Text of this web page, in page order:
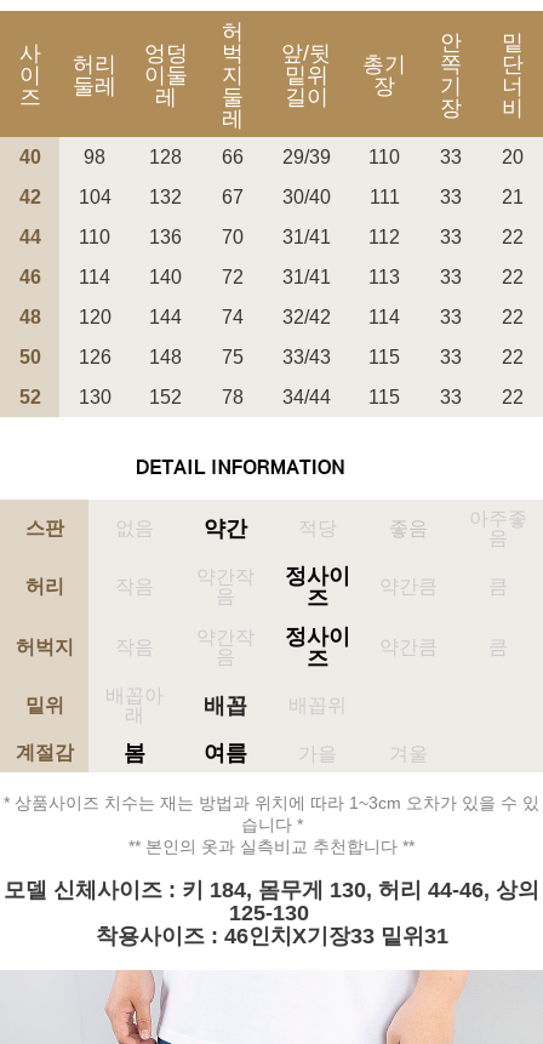
페이코 ID로 페
PAYCO 바로구매
사
이
즈
허리
둘레
엉덩
이둘
레
허
벅
지
둘
레
앞/뒷
밑위
길이
총기
장
안
쪽
기
장
밑
단
너
비
40 98 128 66 29/39 110 33
20
42
104 132 67 30/40 111 33
21
44
110 136 70 31/41 112 33
22
46
114 140 72 31/41 113 33
22
48
120 144 74 32/42 114 33
22
50
126 148 75 33/43 115 33
22
52
130 152 78 34/44 115 33 22
스판 없음 약간 적당 좋음
아주좋
음
허리 작음
약간작
음
정사이
즈
약간큼 큼
허벅지 작음
약간작
음
정사이
즈
약간큼 큼
밑위
배꼽아
래
배꼽 배꼽위
계절감 봄 여름 가을 겨울
* 상품사이즈 치수는 재는 방법과 위치에 따라 1~3cm 오차가 있을 수 있
습니다 *
** 본인의 옷과 실측비교 추천합니다 **
모델 신체사이즈 : 키 184, 몸무게 130, 허리 44-46, 상의
125-130
착용사이즈 : 46인치X기장33 밑위31